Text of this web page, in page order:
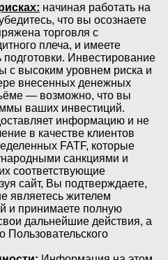
начиная работать на
что вы осознаете
торговля с
плеча, и имеете
подготовки. Инвестирование
с высоким уровнем риска и
внесенных денежных
— возможно, что вы
ваших инвестиций.
информацию и не
в качестве клиентов
FATF, которые
санкциями и
соответствующие
сайт, Вы подтверждаете,
являетесь жителем
и принимаете полную
дальнейшие действия, а
Пользовательского